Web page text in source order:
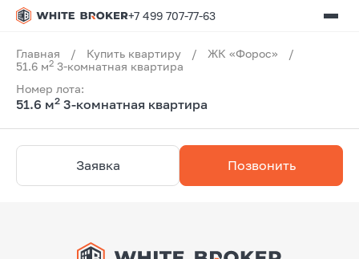
+7 499 707-77-63
Главная / Купить квартиру / ЖК «Форос»
/
51.6 м2 3-комнатная квартира
Номер лота:
51.6 м2 3-комнатная квартира
Заявка Позвонить